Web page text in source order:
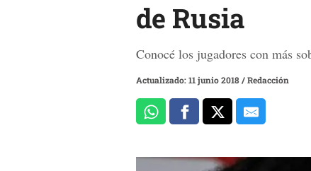
de Rusia
Conocé los jugadores con más
Actualizado: 11 junio 2018/Redacción